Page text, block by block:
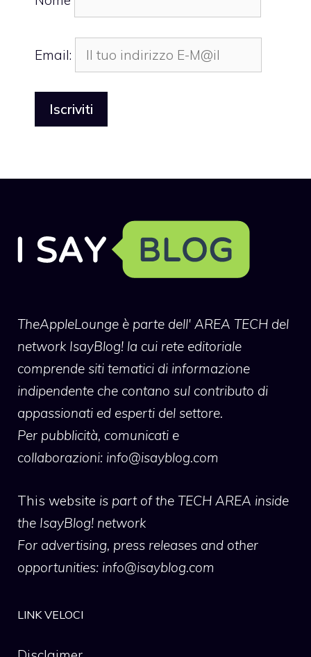
Email:
TheAppleLounge è parte dell' AREA TECH del
network IsayBlog! la cui rete editoriale
comprende siti tematici di informazione
indipendente che contano sul contributo di
appassionati ed esperti del settore.
Per pubblicità, comunicati e
collaborazioni: info@isayblog.com
This website is part of the TECH AREA inside
the IsayBlog! network
For advertising, press releases and other
opportunities: info@isayblog.com
LINK VELOCI